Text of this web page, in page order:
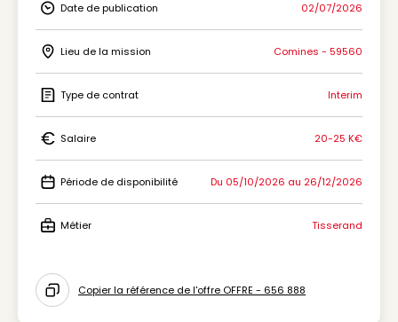
Icon Date de publication
Date de publication 02/07/2026
Icon Lieu de la mission
Lieu de la mission Comines - 59560
Icon Type de contrat
Type de contrat Interim
Icon Salaire
Salaire 20-25 K€
Icon Période de disponibilité
Période de disponibilité Du 05/10/2026 au 26/12/2026
Métier Tisserand
Icon copy to clipboard
Copier la référence de l'offre OFFRE - 656 888